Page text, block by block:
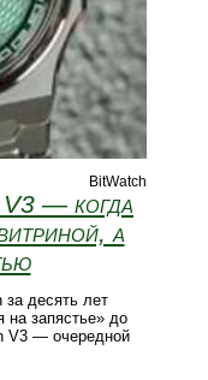
BitWatch
— когда
а
десять лет
на запястье» до
V3 — очередной